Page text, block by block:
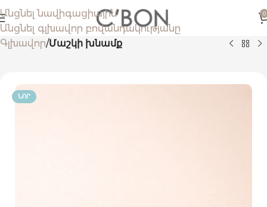
Անցնել նավիգացիային
Անցնել գլխավոր բովանդակությանը
0
Գլխավոր Մաշկի խնամք
ՆՈՐ